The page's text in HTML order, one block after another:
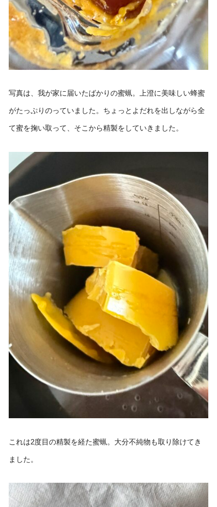
写真は、我が家に届いたばかりの蜜蝋。上澄に美味しい蜂蜜
がたっぷりのっていました。ちょっとよだれを出しながら全
て蜜を掬い取って、そこから精製をしていきました。
これは2度目の精製を経た蜜蝋。大分不純物も取り除けてき
ました。